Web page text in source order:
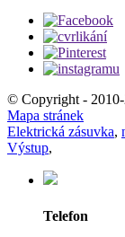
© Copyright - 2010-
Mapa stránek
Elektrická zásuvka,
Výstup,
Telefon